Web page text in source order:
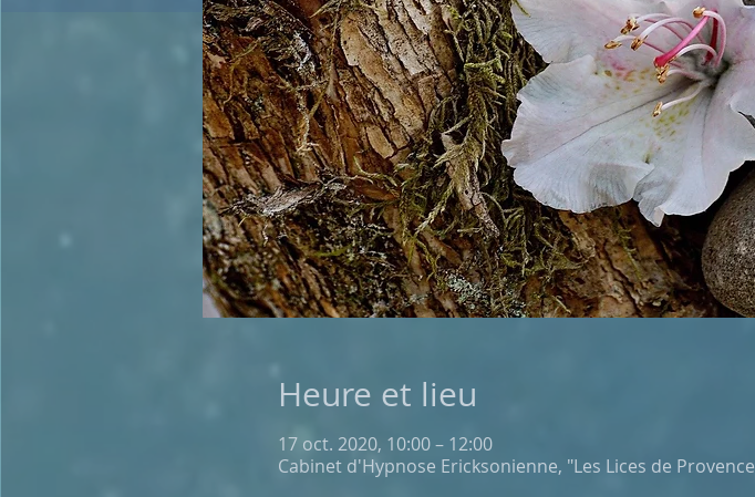
Heure et lieu
17 oct. 2020, 10:00 – 12:00
Cabinet d'Hypnose Ericksonienne, "Les Lices de